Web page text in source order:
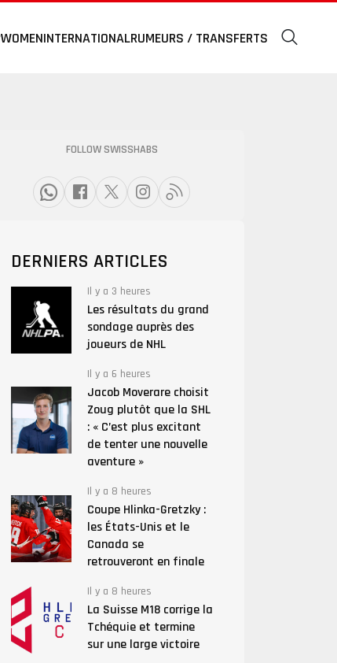
WOMENINTERNATIONALRUMEURS / TRANSFERTS
FOLLOW SWISSHABS
DERNIERS ARTICLES
Il y a 3 heures
Les résultats du grand
sondage auprès des
joueurs de NHL
Il y a 6 heures
Jacob Moverare choisit
Zoug plutôt que la SHL
: « C’est plus excitant
de tenter une nouvelle
aventure »
Il y a 8 heures
Coupe Hlinka-Gretzky :
les États-Unis et le
Canada se
retrouveront en finale
Il y a 8 heures
La Suisse M18 corrige la
Tchéquie et termine
sur une large victoire